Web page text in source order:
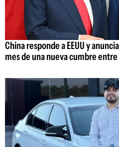
China responde a EEUU y
mes de una nueva cumbre entre